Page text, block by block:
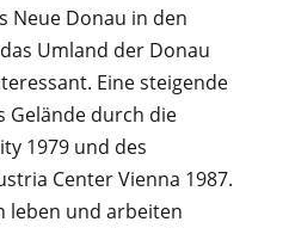
Neue Donau in den
Umland der Donau
Eine steigende
Gelände durch die
1979 und des
Center Vienna 1987.
leben und arbeiten